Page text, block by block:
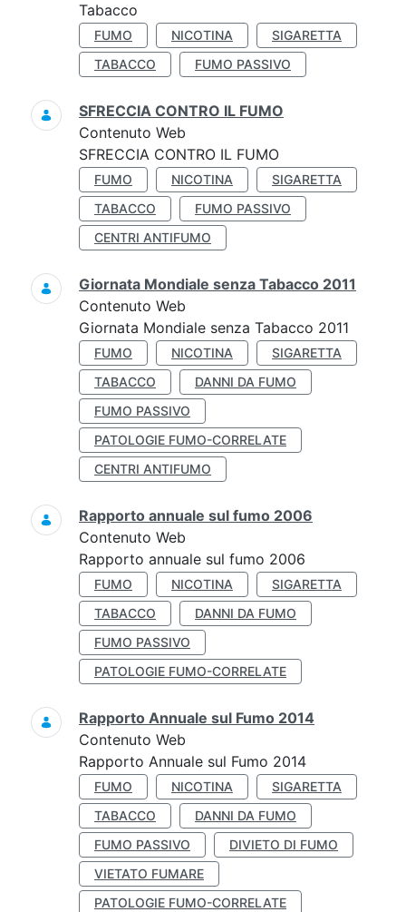
Tabacco
FUMO NICOTINA
SIGARETTA
TABACCO
FUMO PASSIVO
SFRECCIA CONTRO IL FUMO
Contenuto Web
SFRECCIA CONTRO IL FUMO
FUMO NICOTINA
SIGARETTA
TABACCO
FUMO PASSIVO
CENTRI ANTIFUMO
Giornata Mondiale senza Tabacco 2011
Contenuto Web
Giornata Mondiale senza Tabacco 2011
FUMO NICOTINA
SIGARETTA
TABACCO
DANNI DA FUMO
FUMO PASSIVO
PATOLOGIE FUMO-CORRELATE
CENTRI ANTIFUMO
Rapporto annuale sul fumo 2006
Contenuto Web
Rapporto annuale sul fumo 2006
FUMO NICOTINA
SIGARETTA
TABACCO
DANNI DA FUMO
FUMO PASSIVO
PATOLOGIE FUMO-CORRELATE
Rapporto Annuale sul Fumo 2014
Contenuto Web
Rapporto Annuale sul Fumo 2014
FUMO NICOTINA
SIGARETTA
TABACCO
DANNI DA FUMO
FUMO PASSIVO
DIVIETO DI FUMO
VIETATO FUMARE
PATOLOGIE FUMO-CORRELATE